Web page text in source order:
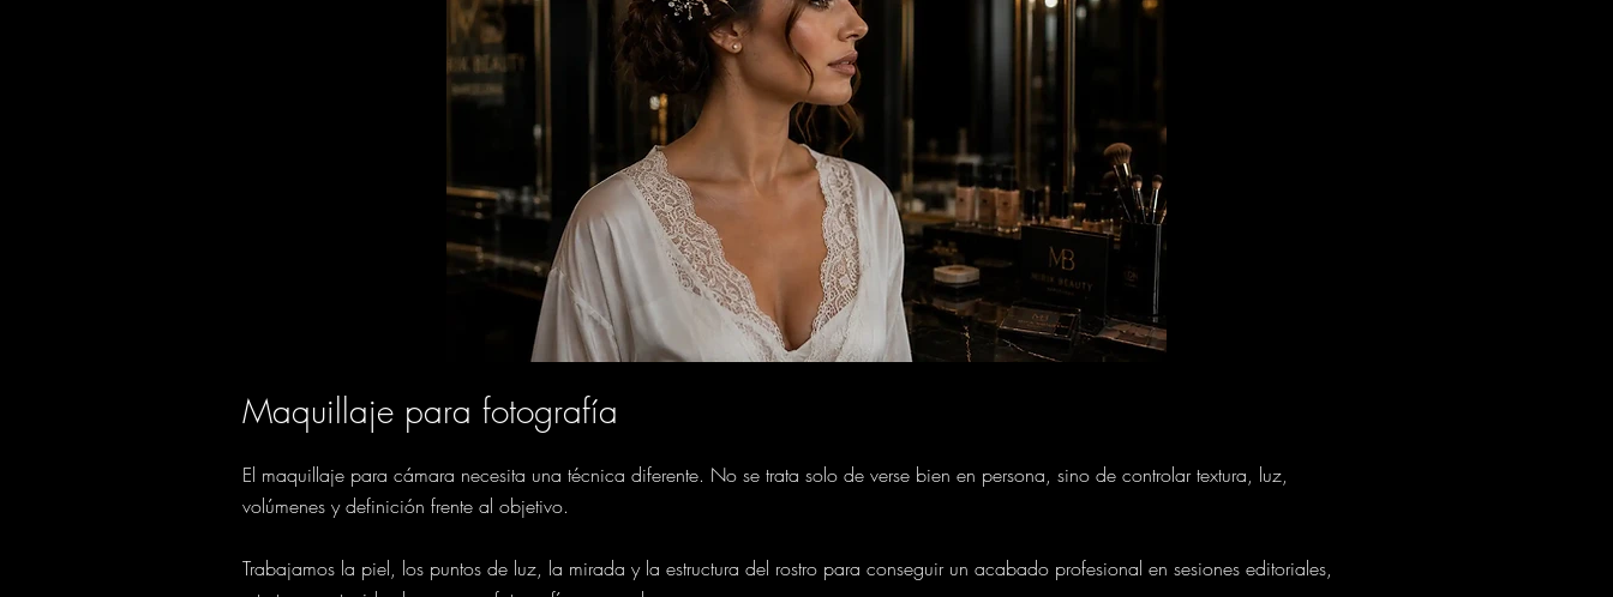
Maquillaje para fotografía
El maquillaje para cámara necesita una técnica diferente. No se trata solo de verse bien en persona, sino de controlar textura, luz,
volúmenes y definición frente al objetivo.
Trabajamos la piel, los puntos de luz, la mirada y la estructura del rostro para conseguir un acabado profesional en sesiones editoriales,